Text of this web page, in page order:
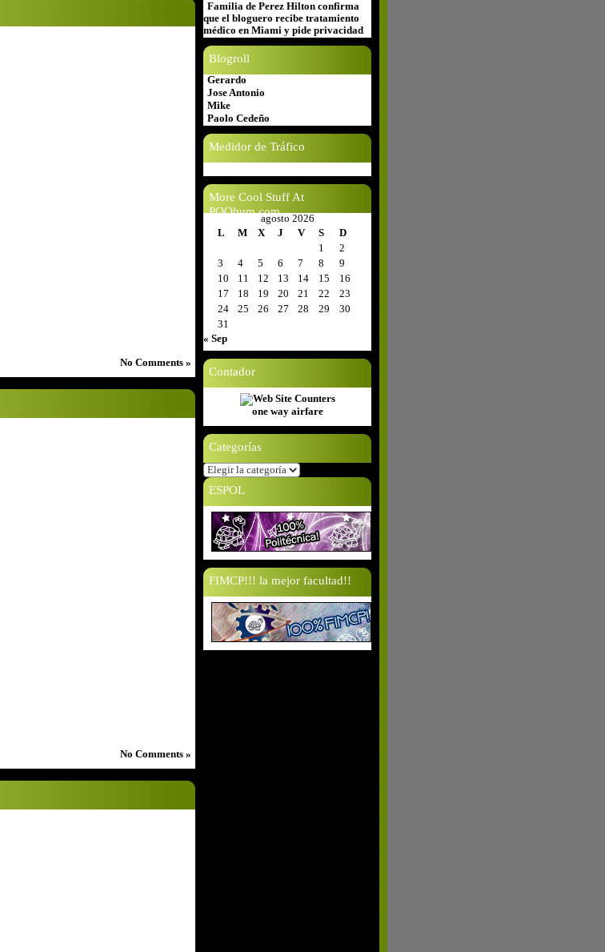
No Comments »
No Comments »
Familia de Perez Hilton confirma
que el bloguero recibe tratamiento
médico en Miami y pide privacidad
Blogroll
Gerardo
Jose Antonio
Mike
Paolo Cedeño
Medidor de Tráfico
More Cool Stuff At
POQbum.com
agosto 2026
L
M X J V S
D
1
2
3
4 5 6 7 8
9
10
11 12 13 14 15
16
17
18 19 20 21 22
23
24
25 26 27 28 29
30
31
« Sep
Contador
one way airfare
Categorías
Categorías
ESPOL
FIMCP!!! la mejor facultad!!